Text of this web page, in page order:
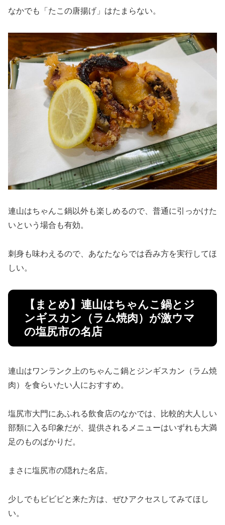
なかでも「たこの唐揚げ」はたまらない。
連山はちゃんこ鍋以外も楽しめるので、普通に引っかけた
いという場合も有効。
刺身も味わえるので、あなたならでは呑み方を実行してほ
しい。
【まとめ】連山はちゃんこ鍋とジ
ンギスカン（ラム焼肉）が激ウマ
の塩尻市の名店
連山はワンランク上のちゃんこ鍋とジンギスカン（ラム焼
肉）を食らいたい人におすすめ。
塩尻市大門にあふれる飲食店のなかでは、比較的大人しい
部類に入る印象だが、提供されるメニューはいずれも大満
足のものばかりだ。
まさに塩尻市の隠れた名店。
少しでもビビビと来た方は、ぜひアクセスしてみてほし
い。